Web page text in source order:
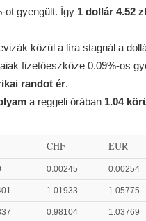
ot gyengült. Így 1 dollár 4.52
közül a líra stagnál a
fizetőeszköze 0.09%-os
randot ér.
a reggeli órában 1.04
CHF EUR
0.00245 0.00254
1.01933 1.05775
0.98104 1.03769